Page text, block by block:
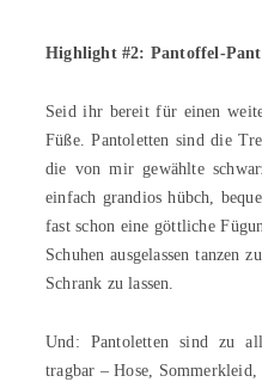
Highlight #2: Pantoffel-
Seid ihr bereit für einen
Füße. Pantoletten sind die
die von mir gewählte
einfach grandios hübch,
fast schon eine göttliche
Schuhen ausgelassen tanzen
Schrank zu lassen.
Und: Pantoletten sind zu
tragbar – Hose,